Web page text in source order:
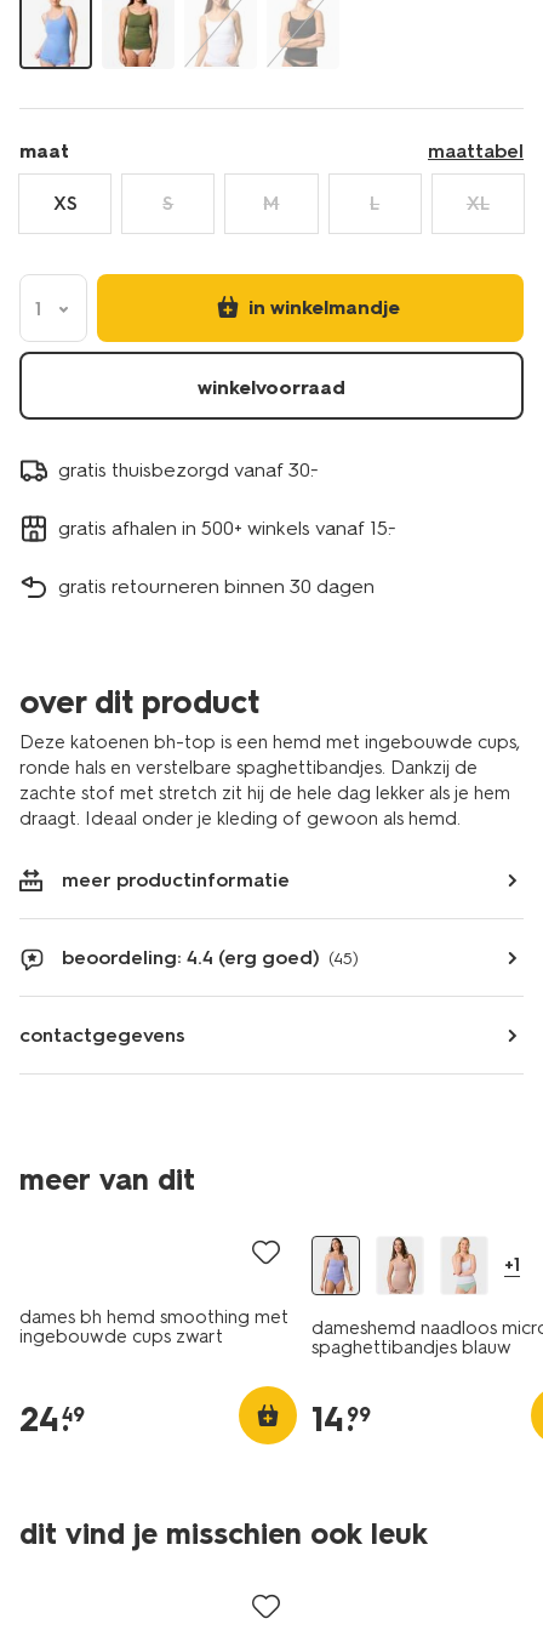
maat maattabel
XS S M L XL
1 in winkelmandje
winkelvoorraad
gratis thuisbezorgd vanaf 30.-
gratis afhalen in 500+ winkels vanaf 15.-
gratis retourneren binnen 30 dagen
over dit product
Deze katoenen bh-top is een hemd met ingebouwde cups,
ronde hals en verstelbare spaghettibandjes. Dankzij de
zachte stof met stretch zit hij de hele dag lekker als je hem
draagt. Ideaal onder je kleding of gewoon als hemd.
meer productinformatie
beoordeling: 4.4 (erg goed) (45)
contactgegevens
meer van dit
dames bh hemd smoothing met
ingebouwde cups zwart
24.
49
+1
dameshemd naadloos
spaghettibandjes blauw
14.
99
dit vind je misschien ook leuk
sale